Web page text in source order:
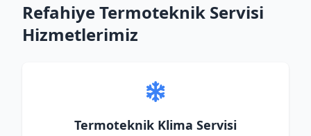
Refahiye Termoteknik Servisi
Hizmetlerimiz
Termoteknik Klima Servisi